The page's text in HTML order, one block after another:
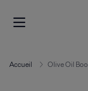
Accueil Olive Oil